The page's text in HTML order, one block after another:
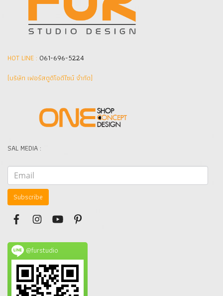
HOT LINE : 061-696-5224
(บริษัท เฟอร์สตูดิโอดีไซน์ จำกัด]
SAL MEDIA :
Subscribe
@furstudio